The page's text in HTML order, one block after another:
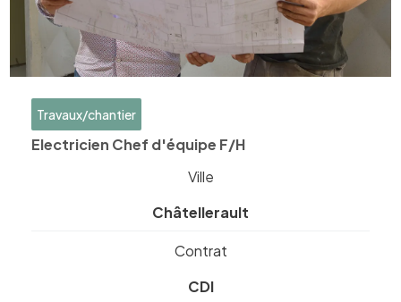
Travaux/chantier
Electricien Chef d'équipe F/H
Ville
Châtellerault
Contrat
CDI